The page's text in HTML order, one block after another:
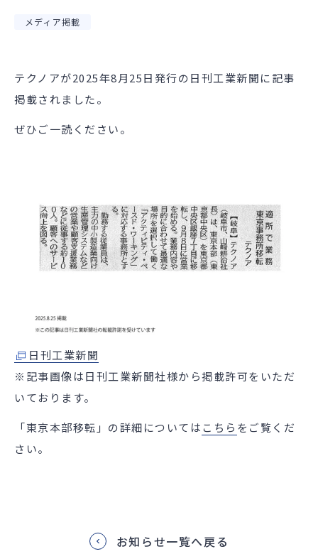
メディア掲載
テクノアが2025年8月25日発行の日刊工業新聞に記事
掲載されました。
ぜひご一読ください。
日刊工業新聞
※記事画像は日刊工業新聞社様から掲載許可をいただ
いております。
「東京本部移転」の詳細についてはこちら をご覧くだ
さい。
お知らせ一覧へ戻る